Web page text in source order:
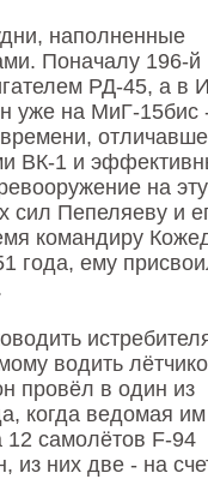
наполненные
Поначалу 196-
РД-45, а в
уже на МиГ-15бис
ВК-1 и
на эту
сил Пепеляеву и
командиру
года, ему
водить
провёл в один из
когда ведомая им
12 самолётов F-94
них две - на